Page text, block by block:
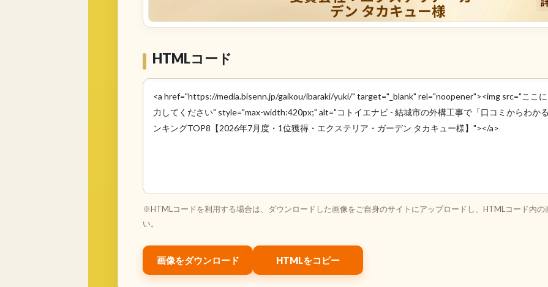
HTMLコード
※HTMLコードを利用する場合は、ダウンロードした画像をご自身のサイトにアップロードし、HTMLコード内の
い。
画像をダウンロード HTMLをコピー